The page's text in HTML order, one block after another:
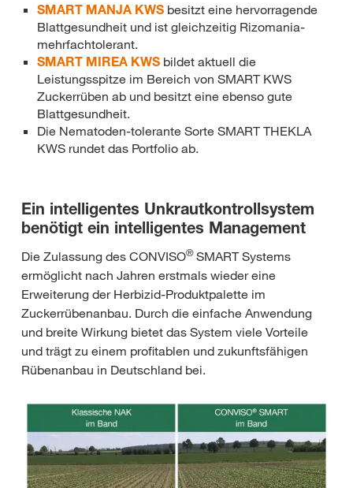
SMART MANJA KWS besitzt eine hervorragende
Blattgesundheit und ist gleichzeitig Rizomania-
mehrfachtolerant.
SMART MIREA KWS bildet aktuell die
Leistungsspitze im Bereich von SMART KWS
Zuckerrüben ab und besitzt eine ebenso gute
Blattgesundheit.
Die Nematoden-tolerante Sorte SMART THEKLA
KWS rundet das Portfolio ab.
Ein intelligentes Unkrautkontrollsystem
benötigt ein intelligentes Management
Die Zulassung des CONVISO®SMART Systems
ermöglicht nach Jahren erstmals wieder eine
Erweiterung der Herbizid-Produktpalette im
Zuckerrübenanbau. Durch die einfache Anwendung
und breite Wirkung bietet das System viele Vorteile
und trägt zu einem profitablen und zukunftsfähigen
Rübenanbau in Deutschland bei.